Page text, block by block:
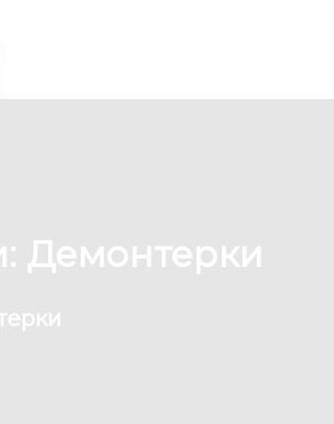
Демонтерки